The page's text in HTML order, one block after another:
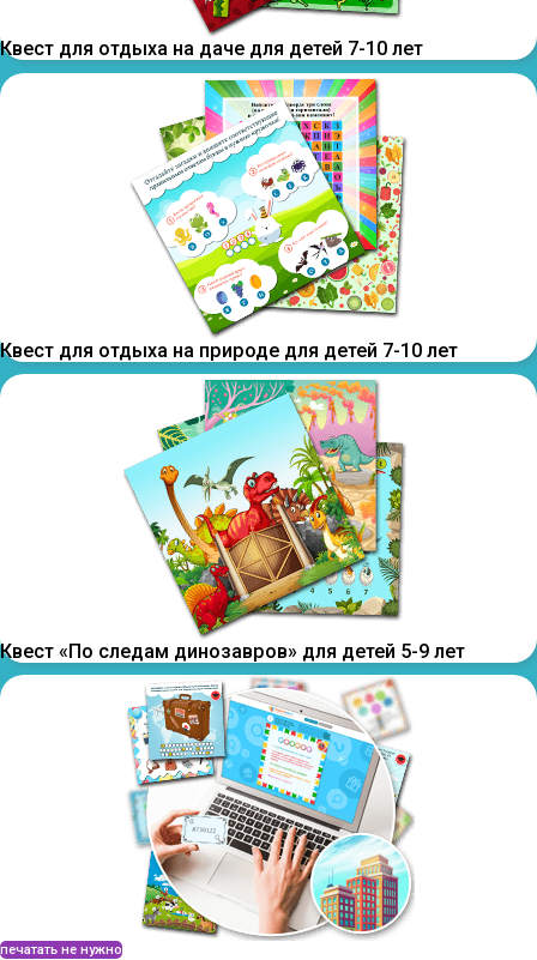
Квест для отдыха на даче для детей 7-10 лет
Квест для отдыха на природе для детей 7-10 лет
Квест «По следам динозавров» для детей 5-9 лет
печатать не нужно